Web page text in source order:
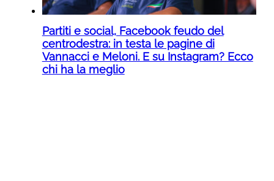
Partiti e social, Facebook feudo del
centrodestra: in testa le pagine di
Vannacci e Meloni. E su Instagram? Ecco
chi ha la meglio